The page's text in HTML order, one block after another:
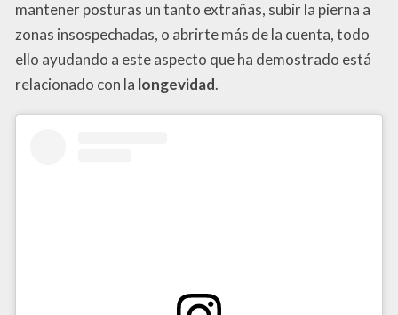
mantener posturas un tanto extrañas, subir la pierna a
zonas insospechadas, o abrirte más de la cuenta, todo
ello ayudando a este aspecto que ha demostrado está
relacionado con la longevidad.